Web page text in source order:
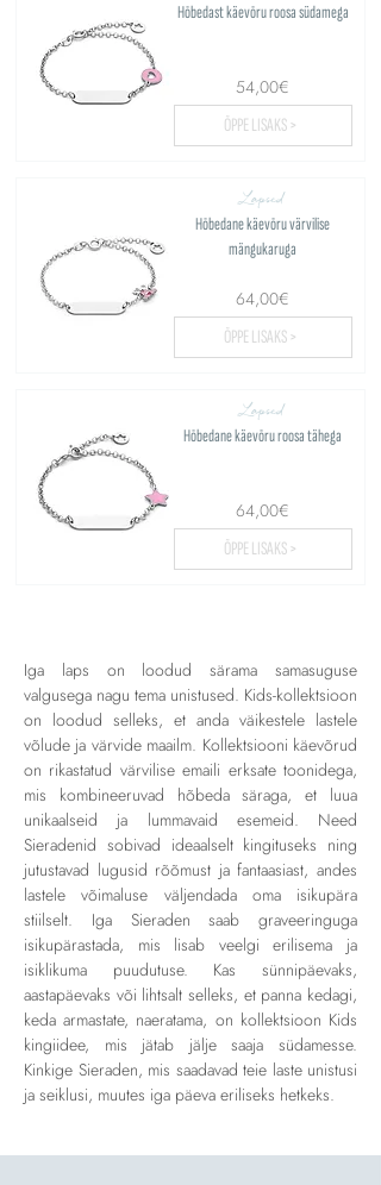
Hõbedast käevõru roosa südamega
54,00€
ÕPPE LISAKS >
Lapsed
Hõbedane käevõru värvilise
mängukaruga
64,00€
ÕPPE LISAKS >
Lapsed
Hõbedane käevõru roosa tähega
64,00€
ÕPPE LISAKS >
Iga laps on loodud särama samasuguse
valgusega nagu tema unistused. Kids-kollektsioon
on loodud selleks, et anda väikestele lastele
võlude ja värvide maailm. Kollektsiooni käevõrud
on rikastatud värvilise emaili erksate toonidega,
mis kombineeruvad hõbeda säraga, et luua
unikaalseid ja lummavaid esemeid. Need
Sieradenid sobivad ideaalselt kingituseks ning
jutustavad lugusid rõõmust ja fantaasiast, andes
lastele võimaluse väljendada oma isikupära
stiilselt. Iga Sieraden saab graveeringuga
isikupärastada, mis lisab veelgi erilisema ja
isiklikuma puudutuse. Kas sünnipäevaks,
aastapäevaks või lihtsalt selleks, et panna kedagi,
keda armastate, naeratama, on kollektsioon Kids
kingiidee, mis jätab jälje saaja südamesse.
Kinkige Sieraden, mis saadavad teie laste unistusi
ja seiklusi, muutes iga päeva eriliseks hetkeks.